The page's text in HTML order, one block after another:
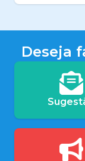
Deseja